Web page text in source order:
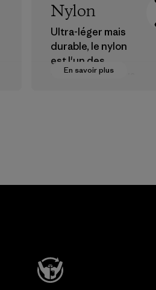
En savoir plus
Nylon
Ultra-léger mais
durable, le nylon
est l'un des
matériaux les plus